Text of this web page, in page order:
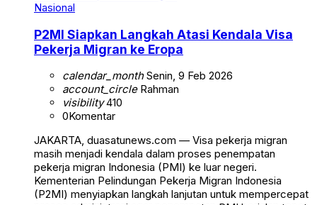
Nasional
P2MI Siapkan Langkah Atasi Kendala Visa
Pekerja Migran ke Eropa
calendar_monthSenin, 9 Feb 2026
account_circleRahman
visibility410
0Komentar
JAKARTA, duasatunews.com — Visa pekerja migran
masih menjadi kendala dalam proses penempatan
pekerja migran Indonesia (PMI) ke luar negeri.
Kementerian Pelindungan Pekerja Migran Indonesia
(P2MI) menyiapkan langkah lanjutan untuk mempercepat